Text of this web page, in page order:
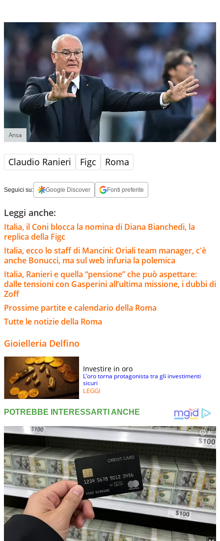
Ansa
Claudio Ranieri Figc Roma
Seguici su: Google Discover Fonti preferite
Leggi anche:
Italia, il Coni blocca la nomina di Diana Bianchedi, la
replica della Figc
Italia, ecco lo staff di Mancini: Oriali team manager, c'è
anche Bonucci, ma sul web infuria la polemica
Italia, Ranieri e quella “pensione” che può aspettare:
dalle tensioni con Gasperini all’ultima missione, i dubbi di
Zoff
Prossime partite e calendario della Roma
Tutte le notizie della Roma
Gioielleria Delfino
Investire in oro
L’oro torna protagonista tra gli investimenti
sicuri
LEGGI